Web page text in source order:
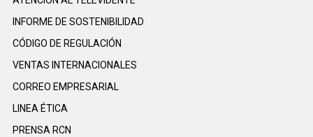
INFORME DE SOSTENIBILIDAD
CÓDIGO DE REGULACIÓN
VENTAS INTERNACIONALES
CORREO EMPRESARIAL
LINEA ÉTICA
PRENSA RCN